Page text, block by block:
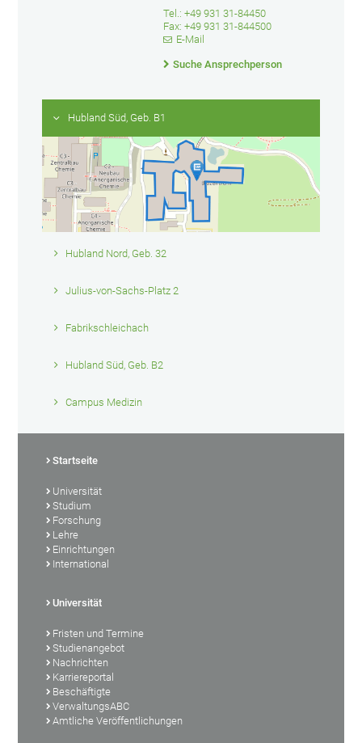
Tel.: +49 931 31-84450
Fax: +49 931 31-844500
E-Mail
Suche Ansprechperson
Hubland Süd, Geb. B1
Hubland Nord, Geb. 32
Julius-von-Sachs-Platz 2
Fabrikschleichach
Hubland Süd, Geb. B2
Campus Medizin
Startseite
Universität
Studium
Forschung
Lehre
Einrichtungen
International
Universität
Fristen und Termine
Studienangebot
Nachrichten
Karriereportal
Beschäftigte
VerwaltungsABC
Amtliche Veröffentlichungen